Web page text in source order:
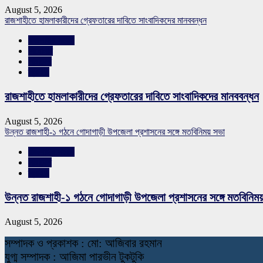
August 5, 2026
রাজশাহীতে হামলাকারীদের গ্রেফতারের দাবিতে সাংবাদিকদের মানববন্ধন
রাজশাহীতে হামলাকারীদের গ্রেফতারের দাবিতে সাংবাদিকদের মানববন্ধন
August 5, 2026
উন্নত রাজশাহী-১ গঠনে গোদাগাড়ী উপজেলা প্রশাসনের সঙ্গে মতবিনিময় সভা
উন্নত রাজশাহী-১ গঠনে গোদাগাড়ী উপজেলা প্রশাসনের সঙ্গে
August 5, 2026
সম্পাদক ও প্রকাশক : মো: আজিবার রহমান
যুগ্ম সম্পাদক : আজিমা পারভীন টুকটুকি